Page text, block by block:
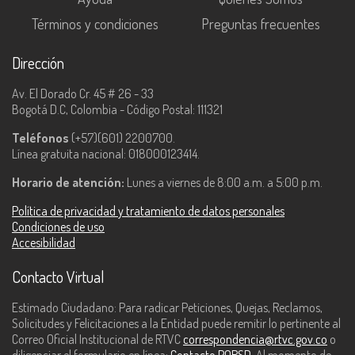
Términos y condiciones
Preguntas frecuentes
Dirección
Av. El Dorado Cr. 45 # 26 - 33
Bogotá D.C, Colombia - Código Postal: 111321
Teléfonos (+57)(601) 2200700.
Línea gratuita nacional: 018000123414.
Horario de atención: Lunes a viernes de 8:00 a.m. a 5:00 p.m.
Política de privacidad y tratamiento de datos personales
Condiciones de uso
Accesibilidad
Contacto Virtual
Estimado Ciudadano: Para radicar Peticiones, Quejas, Reclamos,
Solicitudes y Felicitaciones a la Entidad puede remitir lo pertinente al
Correo Oficial Institucional de RTVC correspondencia@rtvc.gov.co o